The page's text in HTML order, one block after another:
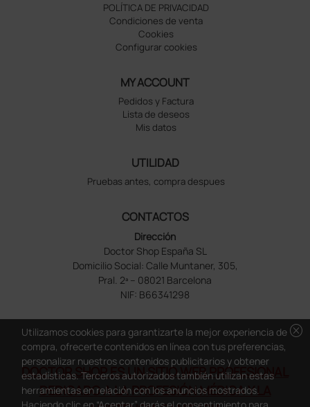
POLÍTICA DE PRIVACIDAD
Condiciones de venta
Cookies
Configurar cookies
MY ACCOUNT
Pedidos y Factura
Lista de deseos
Mis datos
UTILIDAD
Pruebas antes, compra despues
CONTACTOS
Dirección
Doctor Shop España SL
Domicilio Social: Calle Muntaner, 305,
Pral. 2ª – 08021 Barcelona
NIF: B66341298
DOCTOR SHOP ES UN SITIO WEB PROFESIONAL
DEDICADO A LA PROFESIÓN MÉDICA Y LA
cancel
Utilizamos cookies para garantizarte la mejor experiencia de
compra, ofrecerte contenidos en línea con tus preferencias,
personalizar nuestros contenidos publicitarios y obtener
estadísticas. Terceros autorizados también utilizan estas
herramientas en relación con los anuncios mostrados.